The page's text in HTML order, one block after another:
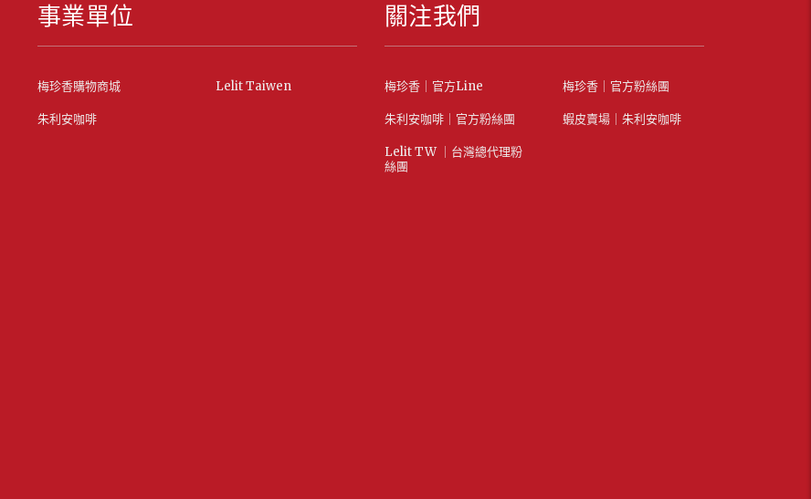
事業單位
梅珍香購物商城 Lelit Taiwen
朱利安咖啡
關注我們
梅珍香｜官方Line 梅珍香｜官方粉絲團
朱利安咖啡｜官方粉絲團 蝦皮賣場｜朱利安咖啡
Lelit TW ｜台灣總代理粉
絲團